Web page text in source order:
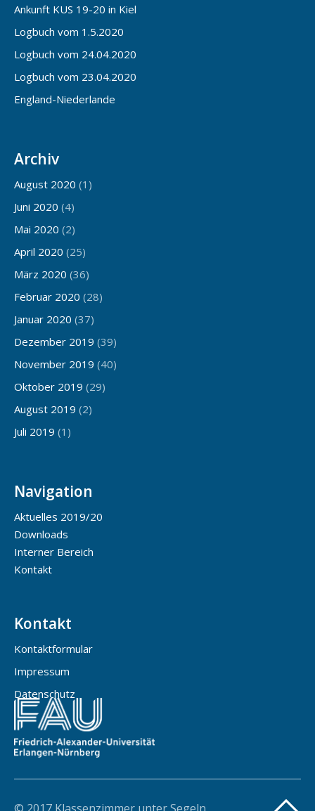
Ankunft KUS 19-20 in Kiel
Logbuch vom 1.5.2020
Logbuch vom 24.04.2020
Logbuch vom 23.04.2020
England-Niederlande
Archiv
August 2020 (1)
Juni 2020 (4)
Mai 2020 (2)
April 2020 (25)
März 2020 (36)
Februar 2020 (28)
Januar 2020 (37)
Dezember 2019 (39)
November 2019 (40)
Oktober 2019 (29)
August 2019 (2)
Juli 2019 (1)
Navigation
Aktuelles 2019/20
Downloads
Interner Bereich
Kontakt
Kontakt
Kontaktformular
Impressum
Datenschutz